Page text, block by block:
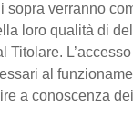
sopra verranno
loro qualità di
Titolare.
al
a conoscenza